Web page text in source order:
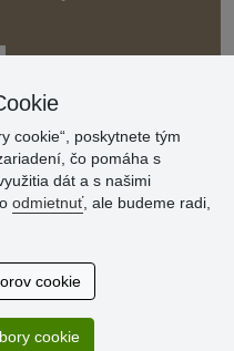
veľmi milý pán, že
cookie“, poskytnete tým
čo pomáha s
dát a s našimi
odmietnuť, ale budeme radi,
cookie
cookie